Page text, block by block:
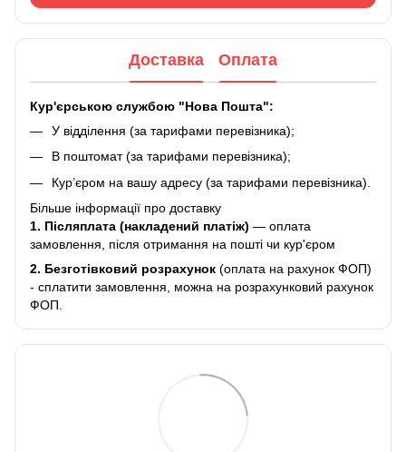
Доставка Оплата
Кур'єрською службою "Нова Пошта":
У відділення (за тарифами перевізника);
В поштомат (за тарифами перевізника);
Кур’єром на вашу адресу (за тарифами перевізника).
Більше інформації про доставку
1. Післяплата (накладений платіж) — оплата
замовлення, після отримання на пошті чи кур'єром
2. Безготівковий розрахунок (оплата на рахунок ФОП)
- сплатити замовлення, можна на розрахунковий рахунок
ФОП.